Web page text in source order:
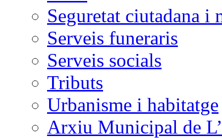
Seguretat ciutadana i
Serveis funeraris
Serveis socials
Tributs
Urbanisme i habitatge
Arxiu Municipal de